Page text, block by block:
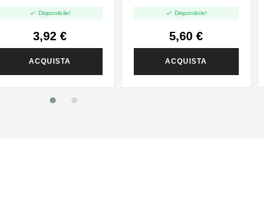
 Disponibile!
3,92 €
ACQUISTA
 Disponibile!
5,60 €
ACQUISTA